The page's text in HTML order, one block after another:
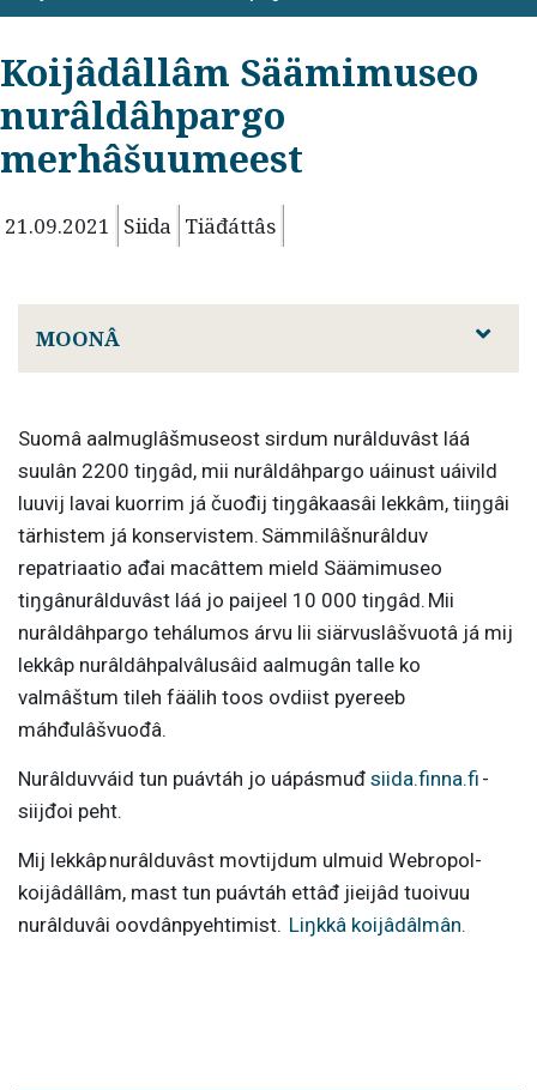
Koijâdâllâm Säämimuseo
nurâldâhpargo
merhâšuumeest
21.09.2021 Siida Tiäđáttâs
MOONÂ
Suomâ aalmuglâšmuseost sirdum nurâlduvâst láá
suulân 2200 tiŋgâd, mii nurâldâhpargo uáinust uáivild
luuvij lavai kuorrim já čuođij tiŋgâkaasâi lekkâm, tiiŋgâi
tärhistem já konservistem. Sämmilâšnurâlduv
repatriaatio ađai macâttem mield Säämimuseo
tiŋgânurâlduvâst láá jo paijeel 10 000 tiŋgâd. Mii
nurâldâhpargo tehálumos árvu lii siärvuslâšvuotâ já mij
lekkâp nurâldâhpalvâlusâid aalmugân talle ko
valmâštum tileh fäälih toos ovdiist pyereeb
máhđulâšvuođâ.
Nurâlduvváid tun puávtáh jo uápásmuđ siida.finna.fi -
siijđoi peht.
Mij lekkâp nurâlduvâst movtijdum ulmuid Webropol-
koijâdâllâm, mast tun puávtáh ettâđ jieijâd tuoivuu
nurâlduvâi oovdânpyehtimist. Liŋkkâ koijâdâlmân.